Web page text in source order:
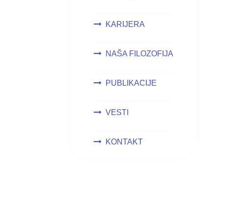
KARIJERA
NAŠA FILOZOFIJA
PUBLIKACIJE
VESTI
KONTAKT